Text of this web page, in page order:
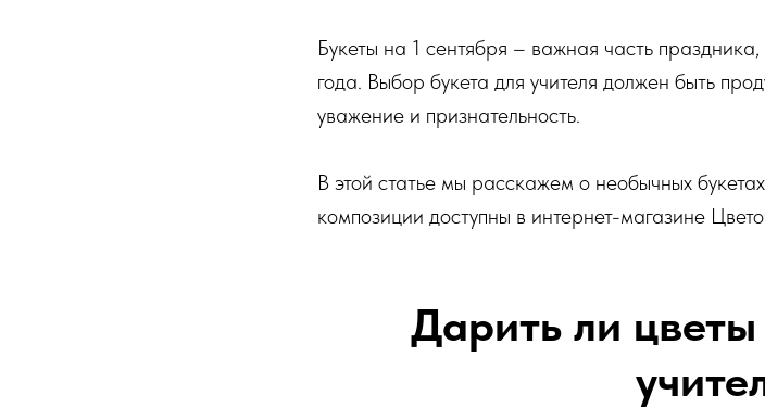
Букеты на 1 сентября – важная часть
года. Выбор букета для учителя должен быть
уважение и признательность.
В этой статье мы расскажем о необычных
композиции доступны в интернет-магазине
Дарить ли